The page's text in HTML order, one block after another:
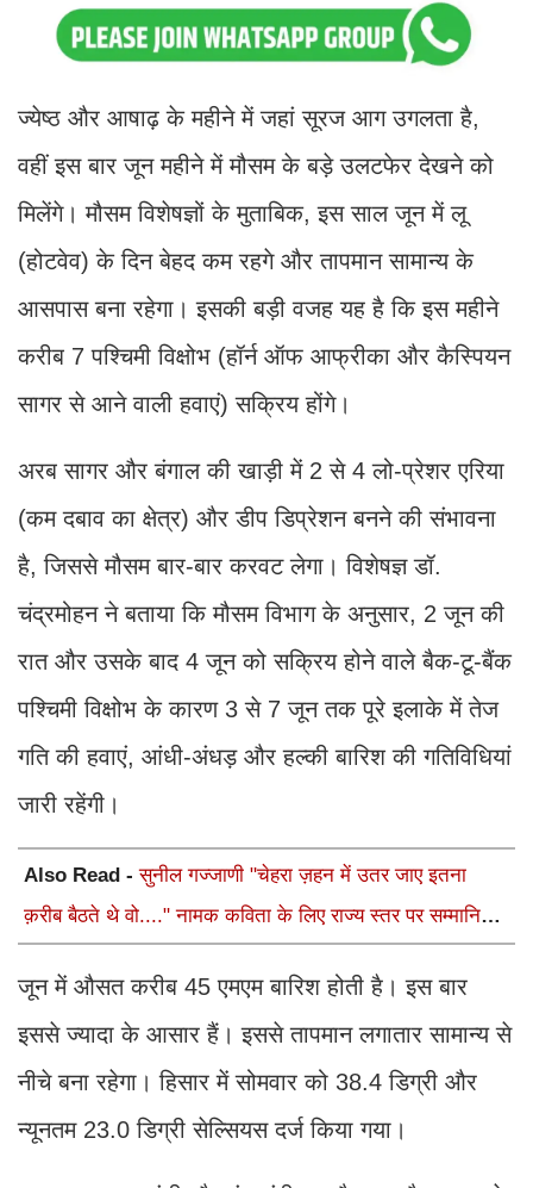
ज्येष्ठ और आषाढ़ के महीने में जहां सूरज आग उगलता है,
वहीं इस बार जून महीने में मौसम के बड़े उलटफेर देखने को
मिलेंगे। मौसम विशेषज्ञों के मुताबिक, इस साल जून में लू
(होटवेव) के दिन बेहद कम रहगे और तापमान सामान्य के
आसपास बना रहेगा। इसकी बड़ी वजह यह है कि इस महीने
करीब 7 पश्चिमी विक्षोभ (हॉर्न ऑफ आफ्रीका और कैस्पियन
सागर से आने वाली हवाएं) सक्रिय होंगे।
अरब सागर और बंगाल की खाड़ी में 2 से 4 लो-प्रेशर एरिया
(कम दबाव का क्षेत्र) और डीप डिप्रेशन बनने की संभावना
है, जिससे मौसम बार-बार करवट लेगा। विशेषज्ञ डॉ.
चंद्रमोहन ने बताया कि मौसम विभाग के अनुसार, 2 जून की
रात और उसके बाद 4 जून को सक्रिय होने वाले बैक-टू-बैंक
पश्चिमी विक्षोभ के कारण 3 से 7 जून तक पूरे इलाके में तेज
गति की हवाएं, आंधी-अंधड़ और हल्की बारिश की गतिविधियां
जारी रहेंगी।
Also Read -सुनील गज्जाणी "चेहरा ज़हन में उतर जाए इतना
क़रीब बैठते थे वो...." नामक कविता के लिए राज्य स्तर पर सम्मानित
जून में औसत करीब 45 एमएम बारिश होती है। इस बार
इससे ज्यादा के आसार हैं। इससे तापमान लगातार सामान्य से
नीचे बना रहेगा। हिसार में सोमवार को 38.4 डिग्री और
न्यूनतम 23.0 डिग्री सेल्सियस दर्ज किया गया।